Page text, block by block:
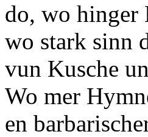
do, wo hinger
wo stark sinn
vun Kusche
Wo mer
en